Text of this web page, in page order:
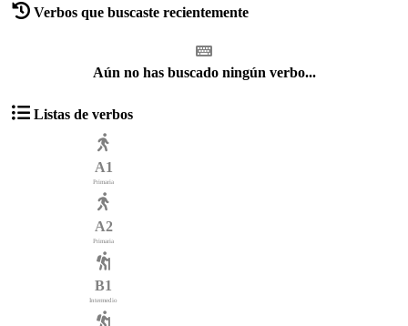
Verbos que buscaste recientemente
Aún no has buscado ningún verbo...
Listas de verbos
A1
Primaria
A2
Primaria
B1
Intermedio